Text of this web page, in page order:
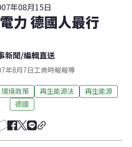
年08月15日
力 德國人最行
新聞/編輯直送
年8月7日工商時報報導
環境政策 再生能源法
再生能源
德國